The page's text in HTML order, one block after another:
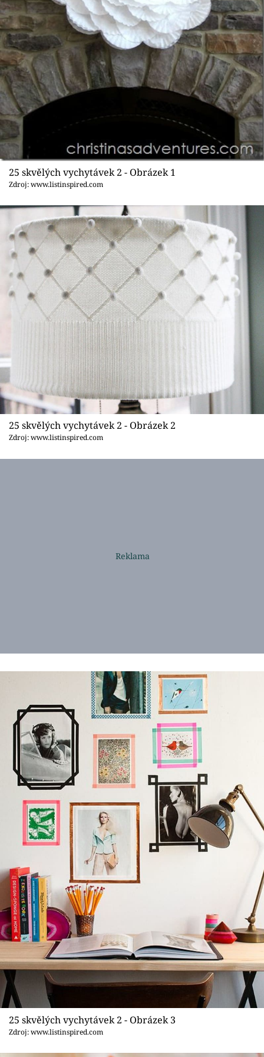
Přihlášení
Sledujte nás
25 skvělých vychytávek 2 - Obrázek 1
Zdroj: www.listinspired.com
25 skvělých vychytávek 2 - Obrázek 2
Zdroj: www.listinspired.com
25 skvělých vychytávek 2 - Obrázek 3
Zdroj: www.listinspired.com